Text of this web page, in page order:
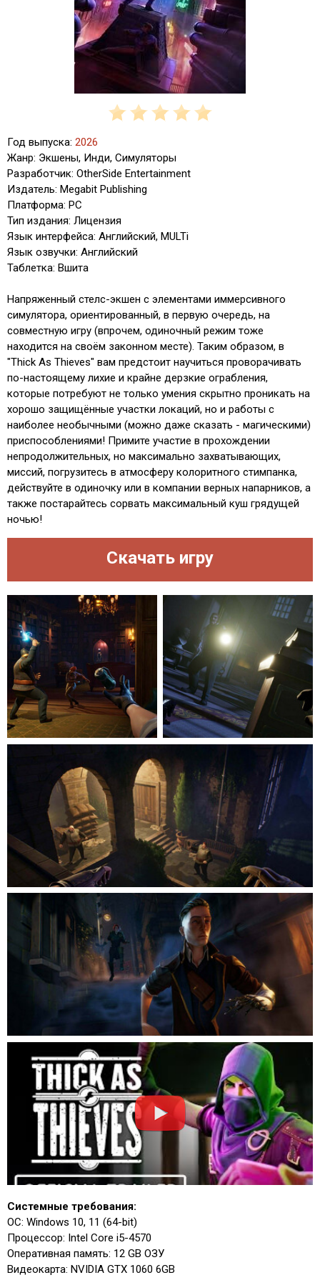
Год выпуска: 2026
Жанр: Экшены, Инди, Симуляторы
Разработчик: OtherSide Entertainment
Издатель: Megabit Publishing
Платформа: PC
Тип издания: Лицензия
Язык интерфейса: Английский, MULTi
Язык озвучки: Английский
Таблетка: Вшита
Напряженный стелс-экшен с элементами иммерсивного
симулятора, ориентированный, в первую очередь, на
совместную игру (впрочем, одиночный режим тоже
находится на своём законном месте). Таким образом, в
"Thick As Thieves" вам предстоит научиться проворачивать
по-настоящему лихие и крайне дерзкие ограбления,
которые потребуют не только умения скрытно проникать на
хорошо защищённые участки локаций, но и работы с
наиболее необычными (можно даже сказать - магическими)
приспособлениями! Примите участие в прохождении
непродолжительных, но максимально захватывающих,
миссий, погрузитесь в атмосферу колоритного стимпанка,
действуйте в одиночку или в компании верных напарников, а
также постарайтесь сорвать максимальный куш грядущей
ночью!
Скачать игру
Системные требования:
ОС: Windows 10, 11 (64-bit)
Процессор: Intel Core i5-4570
Оперативная память: 12 GB ОЗУ
Видеокарта: NVIDIA GTX 1060 6GB